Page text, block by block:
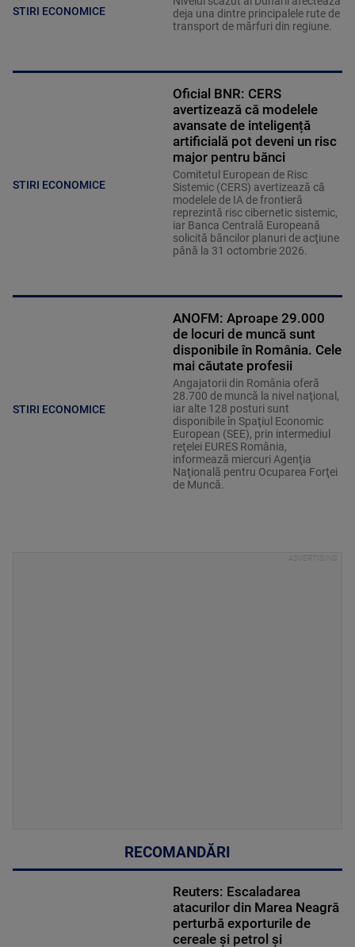
STIRI ECONOMICE
deja una dintre principalele rute de
transport de mărfuri din regiune.
STIRI ECONOMICE
Oficial BNR: CERS
avertizează că modelele
avansate de inteligență
artificială pot deveni un risc
major pentru bănci
Comitetul European de Risc
Sistemic (CERS) avertizează că
modelele de IA de frontieră
reprezintă risc cibernetic sistemic,
iar Banca Centrală Europeană
solicită băncilor planuri de acţiune
până la 31 octombrie 2026.
STIRI ECONOMICE
ANOFM: Aproape 29.000
de locuri de muncă sunt
disponibile în România. Cele
mai căutate profesii
Angajatorii din România oferă
28.700 de muncă la nivel naţional,
iar alte 128 posturi sunt
disponibile în Spaţiul Economic
European (SEE), prin intermediul
reţelei EURES România,
informează miercuri Agenţia
Naţională pentru Ocuparea Forţei
de Muncă.
RECOMANDĂRI
Reuters: Escaladarea
atacurilor din Marea Neagră
perturbă exporturile de
cereale și petrol și